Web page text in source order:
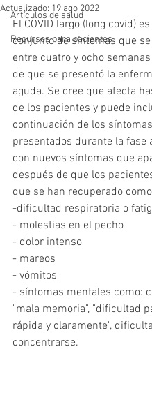
Artículos de salud
Recursos para pacientes
Actualizado: 19 ago 2022
El COVID largo (long covid)
conjunto de síntomas que
entre cuatro y ocho
de que se presentó la
aguda. Se cree que afecta
de los pacientes y puede
continuación de los síntomas
presentados durante la fase
con nuevos síntomas que
después de que los
que se han recuperado
-dificultad respiratoria o
- molestias en el pecho
- dolor intenso
- mareos
- vómitos
- síntomas mentales como:
"mala memoria", "dificultad
rápida y claramente",
concentrarse.